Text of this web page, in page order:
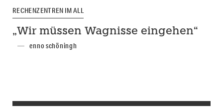
RECHENZENTREN IM ALL
„Wir müssen Wagnisse eingehen“
enno schöningh